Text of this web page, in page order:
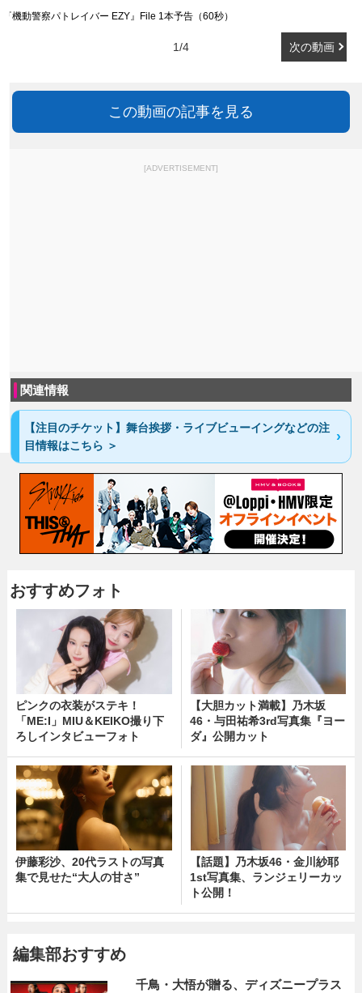
『機動警察パトレイバー EZY』File 1本予告（60秒）
1/4 次の動画
この動画の記事を見る
[ADVERTISEMENT]
関連情報
【注目のチケット】舞台挨拶・ライブビューイングなどの注
目情報はこちら ＞
おすすめフォト
ピンクの衣装がステキ！
「ME:I」MIU＆KEIKO撮り下
ろしインタビューフォト
【大胆カット満載】乃木坂
46・与田祐希3rd写真集『ヨー
ダ』公開カット
伊藤彩沙、20代ラストの写真
集で見せた“大人の甘さ”
【話題】乃木坂46・金川紗耶
1st写真集、ランジェリーカッ
ト公開！
編集部おすすめ
千鳥・大悟が贈る、ディズニープラス